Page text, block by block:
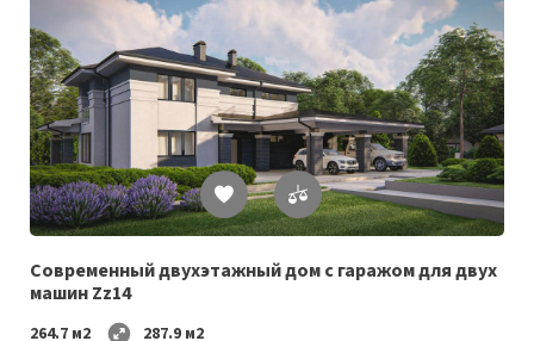
Список
желаемого
Современный двухэтажный дом с гаражом для двух
машин Zz14
264.7 м2
287.9 м2